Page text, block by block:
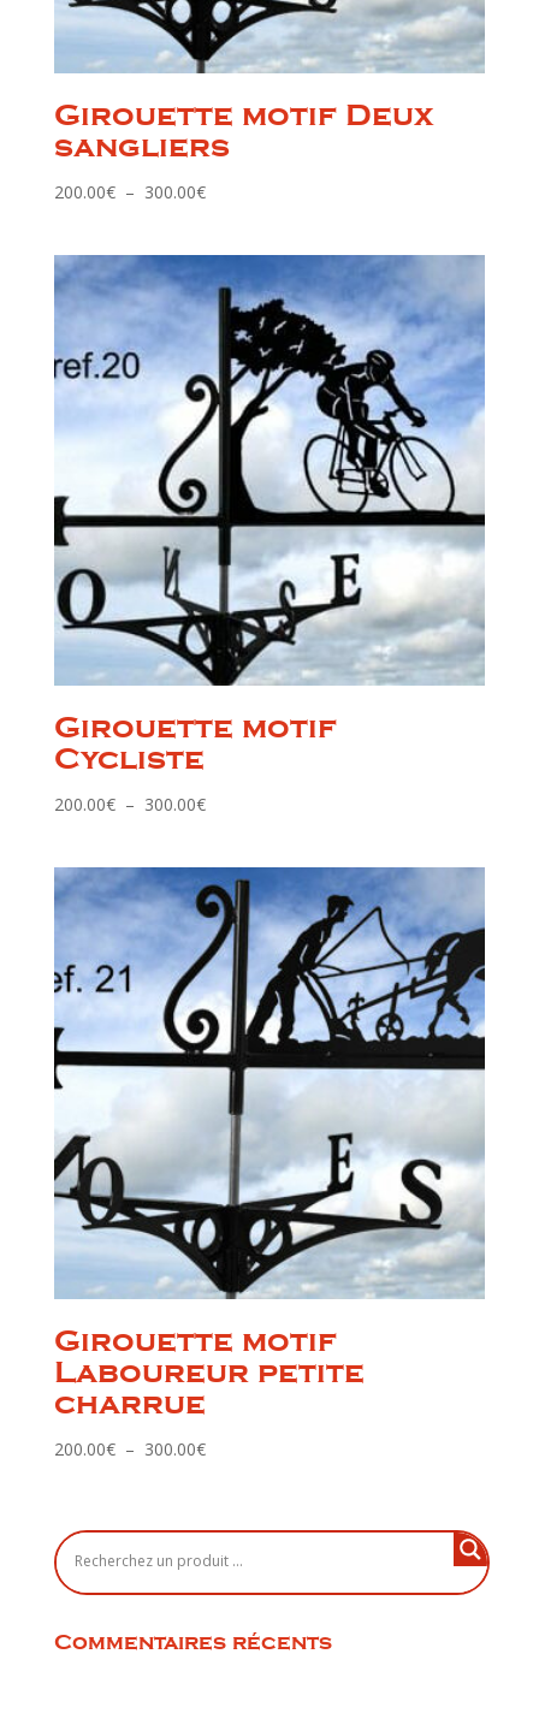
Girouette motif Deux
sangliers
200.00€ – 300.00€Plage
à
300.00€
Girouette motif
Cycliste
200.00€ – 300.00€Plage
200.00€
à
300.00€
Girouette motif
Laboureur petite
charrue
200.00€ – 300.00€Plage
200.00€
à
Commentaires récents